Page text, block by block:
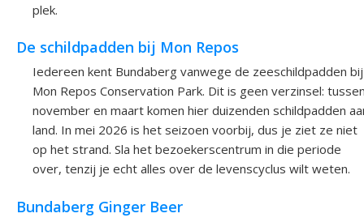
plek.
De schildpadden bij Mon Repos
Iedereen kent Bundaberg vanwege de zeeschildpadden bij
Mon Repos Conservation Park. Dit is geen verzinsel:
november en maart komen hier duizenden schildpadden
land. In mei 2026 is het seizoen voorbij, dus je ziet ze niet
op het strand. Sla het bezoekerscentrum in die periode
over, tenzij je echt alles over de levenscyclus wilt weten.
Bundaberg Ginger Beer